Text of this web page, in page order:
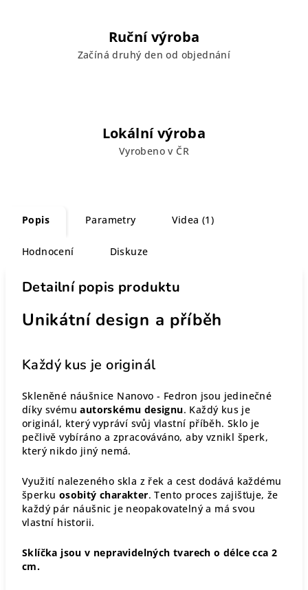
Ruční výroba
Začíná druhý den od objednání
Lokální výroba
Vyrobeno v ČR
Popis Parametry Videa (1)
Hodnocení Diskuze
Detailní popis produktu
Unikátní design a příběh
Každý kus je originál
Skleněné náušnice Nanovo - Fedron jsou jedinečné
díky svémuautorskému designu. Každý kus je
originál, který vypráví svůj vlastní příběh. Sklo je
pečlivě vybíráno a zpracováváno, aby vznikl šperk,
který nikdo jiný nemá.
Využití nalezeného skla z řek a cest dodává každému
šperku osobitý charakter. Tento proces zajišťuje, že
každý pár náušnic je neopakovatelný a má svou
vlastní historii.
Sklíčka jsou v nepravidelných tvarech o délce cca 2
cm.